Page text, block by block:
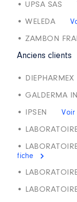
• UPSA SAS
• WELEDA
• ZAMBON
Anciens clients
• DIEPHARMEX
• GALDERMA
• IPSEN Voir
•
•
fiche
•
•